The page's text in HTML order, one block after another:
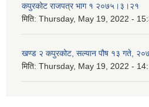
कपुरकोट राजपत्र भाग १ २०७५।३।२१
मिति: Thursday, May 19, 2022 -
खण्ड २ कपुरकोट, सल्यान पौष १३ गते,
मिति: Thursday, May 19, 2022 -